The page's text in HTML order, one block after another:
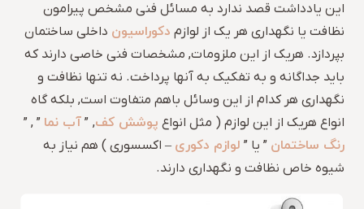
این یادداشت قصد ندارد به مسائل فنی مشخص پیرامون
نظافت یا نگهداری هر یک از لوازم دکوراسیون داخلی ساختمان
بپردازد. هریک از این ملزومات, مشخصات فنی خاصی دارند که
باید جداگانه و به تفکیک به آنها پرداخت. نه تنها نظافت و
نگهداری هر کدام از این وسائل باهم متفاوت است, بلکه گاه
انواع هریک از این لوازم ( مثل انواع پوشش کف, ” آب نما ” , ”
رنگ ساختمان ” یا ” لوازم دکوری – اکسسوری ) هم نیاز به
شیوه خاص نظافت و نگهداری دارند.